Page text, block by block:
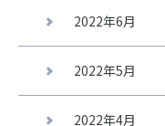
2022年6月
2022年5月
2022年4月